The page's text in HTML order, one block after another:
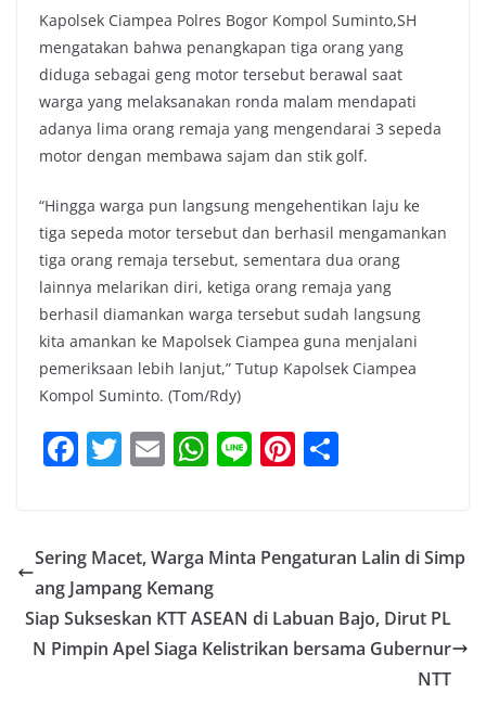
Kapolsek Ciampea Polres Bogor Kompol Suminto,SH
mengatakan bahwa penangkapan tiga orang yang
diduga sebagai geng motor tersebut berawal saat
warga yang melaksanakan ronda malam mendapati
adanya lima orang remaja yang mengendarai 3 sepeda
motor dengan membawa sajam dan stik golf.
“Hingga warga pun langsung mengehentikan laju ke
tiga sepeda motor tersebut dan berhasil mengamankan
tiga orang remaja tersebut, sementara dua orang
lainnya melarikan diri, ketiga orang remaja yang
berhasil diamankan warga tersebut sudah langsung
kita amankan ke Mapolsek Ciampea guna menjalani
pemeriksaan lebih lanjut,” Tutup Kapolsek Ciampea
Kompol Suminto. (Tom/Rdy)
F
e
b
o
o
T
er
E
l
W
s
A
p
p
Li Pi
e e
Sering Macet, Warga Minta Pengaturan Lalin di Simp
ang Jampang Kemang
Siap Sukseskan KTT ASEAN di Labuan Bajo, Dirut PL
N Pimpin Apel Siaga Kelistrikan bersama Gubernur
NTT